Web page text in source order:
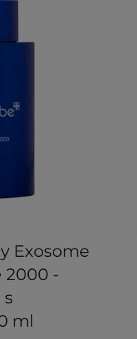
Exosome
2000 -
ml